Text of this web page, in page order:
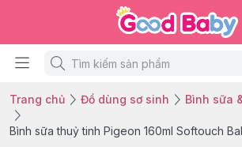
Trang chủ Đồ dùng sơ sinh Bình sữa
Bình sữa thuỷ tinh Pigeon 160ml Softouch